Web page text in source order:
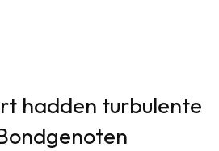
hadden turbulente